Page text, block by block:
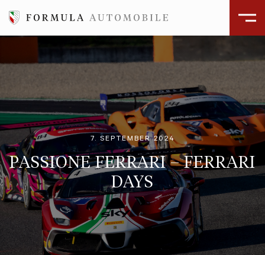
7. SEPTEMBER 2024
PASSIONE FERRARI – FERRARI
DAYS